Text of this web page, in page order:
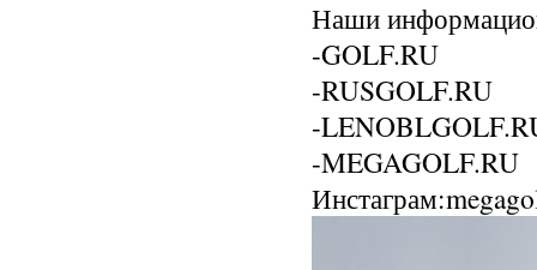
Наши
-GOLF.RU
-RUSGOLF.RU
-
-MEGAGOLF.RU